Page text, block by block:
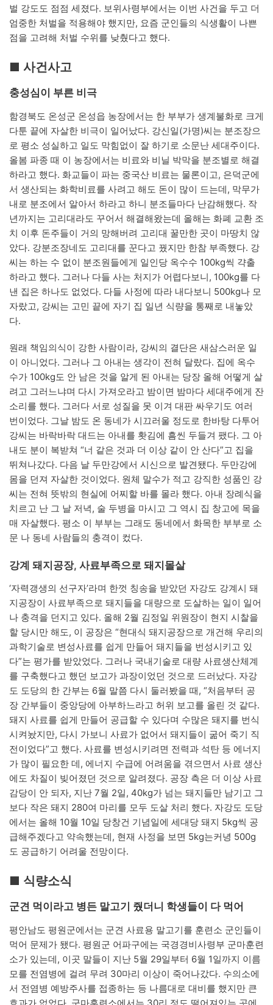
벌 강도도 점점 세졌다. 보위사령부에서는 이번 사건을 두고 더
엄중한 처벌을 적용해야 했지만, 요즘 군인들의 식생활이 나쁜
점을 고려해 처벌 수위를 낮췄다고 했다.
■ 사건사고
충성심이 부른 비극
함경북도 온성군 온성읍 농장에서는 한 부부가 생계불화로 크게
다툰 끝에 자살한 비극이 일어났다. 강신일(가명)씨는 분조장으
로 평소 성실하고 일도 막힘없이 잘 하기로 소문난 세대주이다.
올봄 파종 때 이 농장에서는 비료와 비닐 박막을 분조별로 해결
하라고 했다. 화교들이 파는 중국산 비료는 물론이고, 은덕군에
서 생산되는 화학비료를 사려고 해도 돈이 많이 드는데, 막무가
내로 분조에서 알아서 하라고 하니 분조들마다 난감해했다. 작
년까지는 고리대라도 꾸어서 해결해왔는데 올해는 화폐 교환 조
치 이후 돈주들이 거의 망해버려 고리대 꿀만한 곳이 마땅치 않
았다. 강분조장네도 고리대를 꾼다고 꿨지만 한참 부족했다. 강
씨는 하는 수 없이 분조원들에게 일인당 옥수수 100kg씩 갹출
하라고 했다. 그러나 다들 사는 처지가 어렵다보니, 100kg를 다
낸 집은 하나도 없었다. 다들 사정에 따라 내다보니 500kg나 모
자랐고, 강씨는 고민 끝에 자기 집 일년 식량을 통째로 내놓았
다.
원래 책임의식이 강한 사람이라, 강씨의 결단은 새삼스러운 일
이 아니었다. 그러나 그 아내는 생각이 전혀 달랐다. 집에 옥수
수가 100kg도 안 남은 것을 알게 된 아내는 당장 올해 어떻게 살
려고 그러느냐며 다시 가져오라고 밤이면 밤마다 세대주에게 잔
소리를 했다. 그러다 서로 성질을 못 이겨 대판 싸우기도 여러
번이었다. 그날 밤도 온 동네가 시끄러울 정도로 한바탕 다투어
강씨는 바락바락 대드는 아내를 홧김에 흠씬 두들겨 팼다. 그 아
내도 분이 복받쳐 “너 같은 것과 더 이상 같이 안 산다”고 집을
뛰쳐나갔다. 다음 날 두만강에서 시신으로 발견됐다. 두만강에
몸을 던져 자살한 것이었다. 원체 말수가 적고 강직한 성품인 강
씨는 전혀 뜻밖의 현실에 어찌할 바를 몰라 했다. 아내 장례식을
치르고 난 그 날 저녁, 술 두병을 마시고 그 역시 집 창고에 목을
매 자살했다. 평소 이 부부는 그래도 동네에서 화목한 부부로 소
문 나 동네 사람들의 충격이 컸다.
강계 돼지공장, 사료부족으로 돼지몰살
‘자력갱생의 선구자’라며 한껏 칭송을 받았던 자강도 강계시 돼
지공장이 사료부족으로 돼지들을 대량으로 도살하는 일이 일어
나 충격을 던지고 있다. 올해 2월 김정일 위원장이 현지 시찰을
할 당시만 해도, 이 공장은 “현대식 돼지공장으로 개건해 우리의
과학기술로 변성사료를 쉽게 만들어 돼지들을 번성시키고 있
다”는 평가를 받았었다. 그러나 국내기술로 대량 사료생산체계
를 구축했다고 했던 보고가 과장이었던 것으로 드러났다. 자강
도 도당의 한 간부는 6월 말쯤 다시 둘러봤을 때, “처음부터 공
장 간부들이 중앙당에 아부하느라고 허위 보고를 올린 것 같다.
돼지 사료를 쉽게 만들어 공급할 수 있다며 수많은 돼지를 번식
시켜놨지만, 다시 가보니 사료가 없어서 돼지들이 굶어 죽기 직
전이었다”고 했다. 사료를 변성시키려면 전력과 석탄 등 에너지
가 많이 필요한 데, 에너지 수급에 어려움을 겪으면서 사료 생산
에도 차질이 빚어졌던 것으로 알려졌다. 공장 측은 더 이상 사료
감당이 안 되자, 지난 7월 2일, 40kg가 넘는 돼지들만 남기고 그
보다 작은 돼지 280여 마리를 모두 도살 처리 했다. 자강도 도당
에서는 올해 10월 10일 당창건 기념일에 세대당 돼지 5kg씩 공
급해주겠다고 약속했는데, 현재 사정을 보면 5kg는커녕 500g
도 공급하기 어려울 전망이다.
■ 식량소식
군견 먹이라고 병든 말고기 줬더니 학생들이 다 먹어
평안남도 평원군에서는 군견 사료용 말고기를 훈련소 군인들이
먹어 문제가 됐다. 평원군 어파구에는 국경경비사령부 군마훈련
소가 있는데, 이곳 말들이 지난 5월 29일부터 6월 1일까지 이름
모를 전염병에 걸려 무려 30마리 이상이 죽어나갔다. 수의소에
서 전염병 예방주사를 접종하는 등 나름대로 대비를 했지만 큰